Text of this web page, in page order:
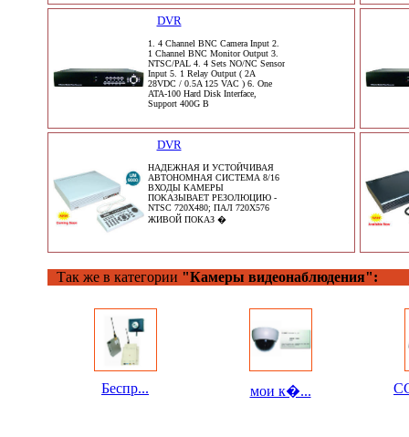
DVR
1. 4 Channel BNC Camera Input 2.
1 Channel BNC Monitor Output 3.
NTSC/PAL 4. 4 Sets NO/NC Sensor
Input 5. 1 Relay Output ( 2A
28VDC / 0.5A 125 VAC ) 6. One
ATA-100 Hard Disk Interface,
Support 400G B
DVR
НАДЕЖНАЯ И УСТОЙЧИВАЯ
АВТОНОМНАЯ СИСТЕМА 8/16
ВХОДЫ КАМЕРЫ
ПОКАЗЫВАЕТ РЕЗОЛЮЦИЮ -
NTSC 720X480; ПАЛ 720X576
ЖИВОЙ ПОКАЗ �
Так же в категории "Камеры видеонаблюдения":
Беспр... мои к�...